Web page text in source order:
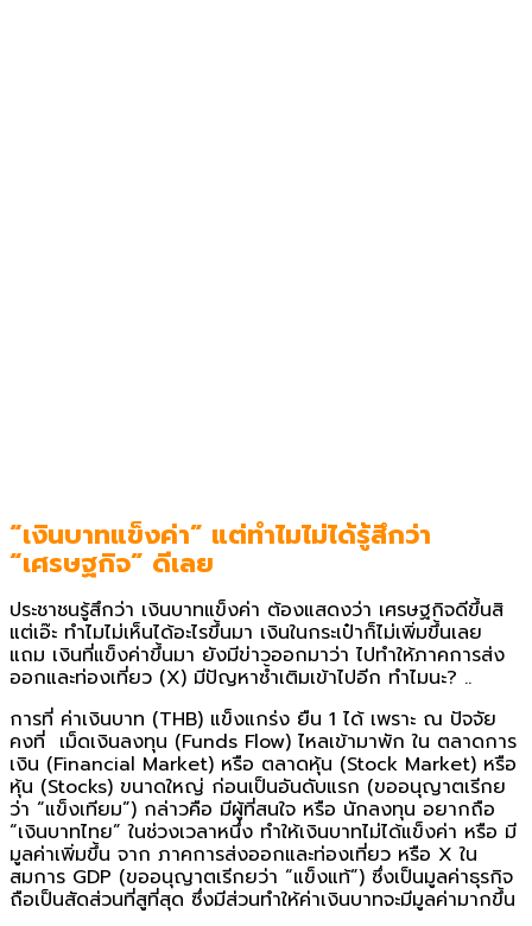
“เงินบาทแข็งค่า” แต่ทำไมไม่ได้รู้สึกว่า
“เศรษฐกิจ” ดีเลย
ประชาชนรู้สึกว่า เงินบาทแข็งค่า ต้องแสดงว่า เศรษฐกิจดีขึ้นสิ
แต่เอ๊ะ ทำไมไม่เห็นได้อะไรขึ้นมา เงินในกระเป๋าก็ไม่เพิ่มขึ้นเลย
แถม เงินที่แข็งค่าขึ้นมา ยังมีข่าวออกมาว่า ไปทำให้ภาคการส่ง
ออกและท่องเที่ยว (X) มีปัญหาซ้ำเติมเข้าไปอีก ทำไมนะ? ..
การที่ ค่าเงินบาท (THB) แข็งแกร่ง ยืน 1 ได้ เพราะ ณ ปัจจัย
คงที่ เม็ดเงินลงทุน (Funds Flow) ไหลเข้ามาพัก ใน ตลาดการ
เงิน (Financial Market) หรือ ตลาดหุ้น (Stock Market) หรือ
หุ้น (Stocks) ขนาดใหญ่ ก่อนเป็นอันดับแรก (ขออนุญาตเรีกย
ว่า “แข็งเทียม”) กล่าวคือ มีผู้ที่สนใจ หรือ นักลงทุน อยากถือ
“เงินบาทไทย” ในช่วงเวลาหนึ่ง ทำให้เงินบาทไม่ได้แข็งค่า หรือ มี
มูลค่าเพิ่มขึ้น จาก ภาคการส่งออกและท่องเที่ยว หรือ X ใน
สมการ GDP (ขออนุญาตเรีกยว่า “แข็งแท้”) ซึ่งเป็นมูลค่าธุรกิจ
ถือเป็นสัดส่วนที่สูที่สุด ซึ่งมีส่วนทำให้ค่าเงินบาทจะมีมูลค่ามากขึ้น